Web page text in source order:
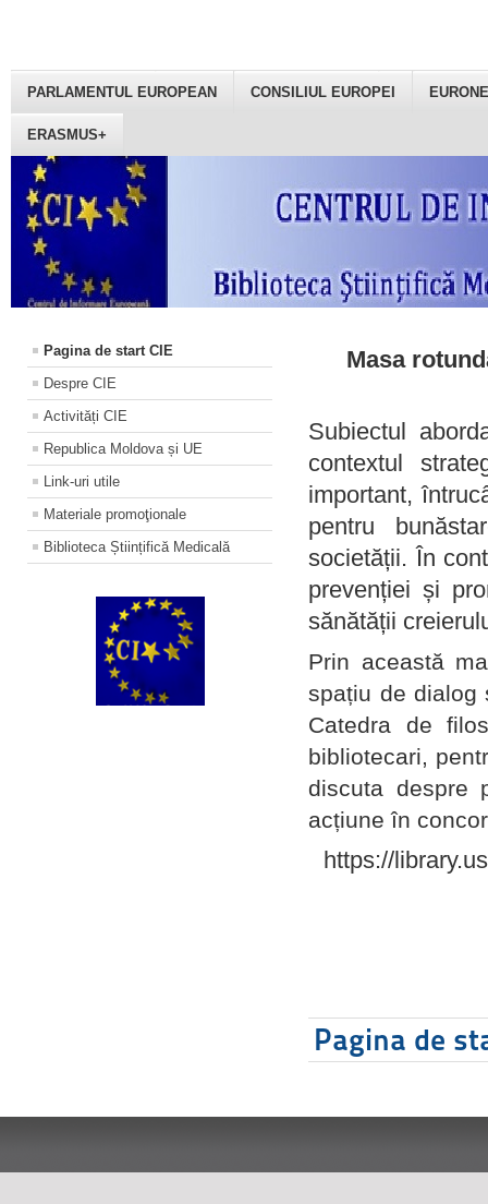
PARLAMENTUL EUROPEAN CONSILIUL EUROPEI
ERASMUS+
Pagina de start CIE
Despre CIE
Activități CIE
Republica Moldova și UE
Link-uri utile
Materiale promoţionale
Biblioteca Științifică Medicală
Masa
Subiectul
contextul
important,
pentru
societății. În
prevenției și
sănătății
Prin această
spațiu de dialog
Catedra de
bibliotecari,
discuta despre
acțiune în
https://
Pagina de